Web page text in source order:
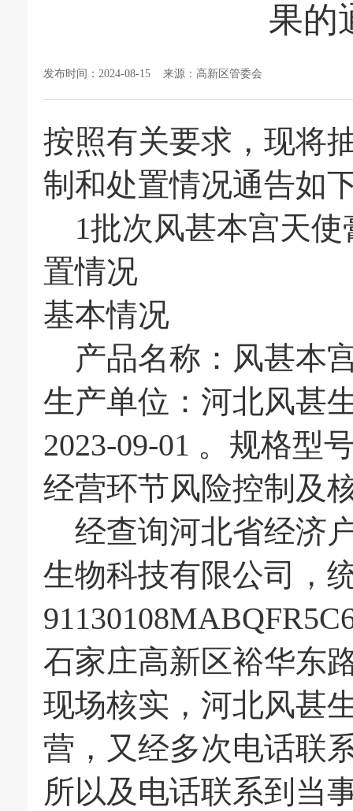
果的
发布时间：2024-08-15 来源：高新区管委会
按照有关要求，现将
制和处置情况通告如
1批次风甚本宫天使
置情况
基本情况
产品名称：风甚本
生产单位：河北风甚
2023-09-01 。规格型
经营环节风险控制及
经查询河北省经济
生物科技有限公司，
石家庄高新区裕华东
现场核实，河北风甚
营，又经多次电话联
所以及电话联系到当